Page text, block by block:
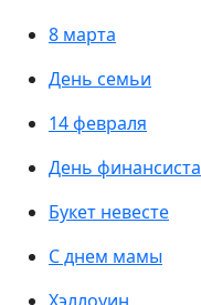
8 марта
День семьи
14 февраля
День финансиста
Букет невесте
С днем мамы